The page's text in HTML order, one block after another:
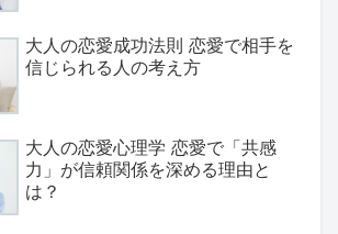
大人の恋愛成功法則 恋愛で相手を
信じられる人の考え方
大人の恋愛心理学 恋愛で「共感
力」が信頼関係を深める理由と
は？